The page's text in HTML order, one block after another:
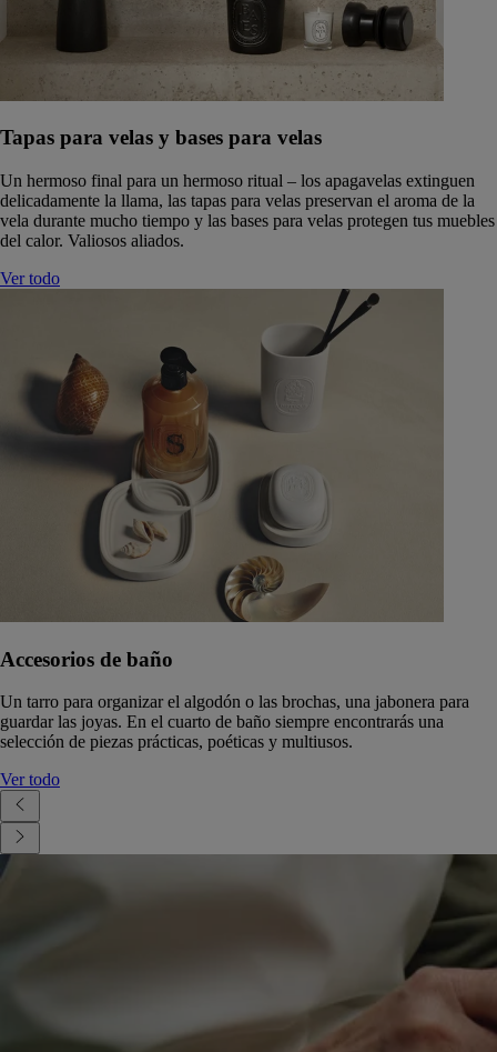
Tapas para velas y bases para velas
Un hermoso final para un hermoso ritual – los apagavelas extinguen
delicadamente la llama, las tapas para velas preservan el aroma de la
vela durante mucho tiempo y las bases para velas protegen tus muebles
del calor. Valiosos aliados.
Ver todo
Accesorios de baño
Un tarro para organizar el algodón o las brochas, una jabonera para
guardar las joyas. En el cuarto de baño siempre encontrarás una
selección de piezas prácticas, poéticas y multiusos.
Ver todo